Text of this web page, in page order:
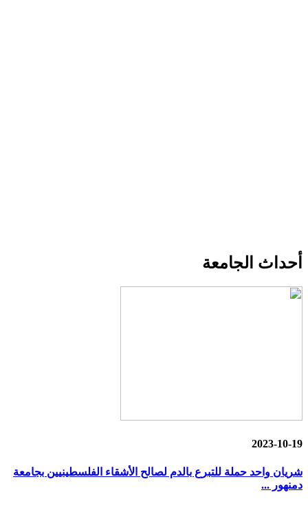
أحداث الجامعة
2023-10-19
شريان واحد حملة للتبرع بالدم لصالح الأشقاء الفلسطينيين بجامعة
دمنهور ...